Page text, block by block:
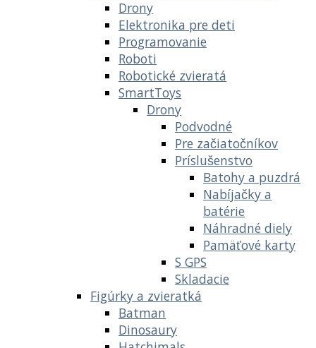
Drony
Elektronika pre deti
Programovanie
Roboti
Robotické zvieratá
SmartToys
Drony
Podvodné
Pre začiatočníkov
Príslušenstvo
Batohy a puzdrá
Nabíjačky a
batérie
Náhradné diely
Pamäťové karty
S GPS
Skladacie
Figúrky a zvieratká
Batman
Dinosaury